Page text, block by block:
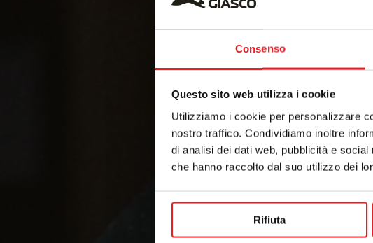
Consenso
Questo sito web utilizza i cookie
Utilizziamo i cookie per personalizzare
nostro traffico. Condividiamo inoltre
di analisi dei dati web, pubblicità e
che hanno raccolto dal suo utilizzo dei
Rifiuta